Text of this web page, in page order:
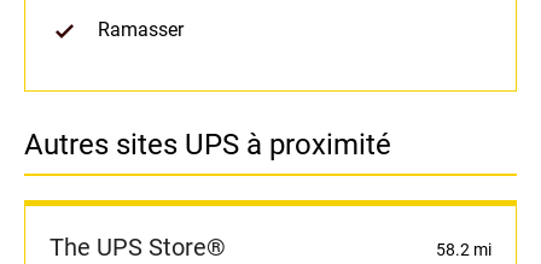
Ramasser
Autres sites UPS à proximité
The UPS Store® 58.2 mi